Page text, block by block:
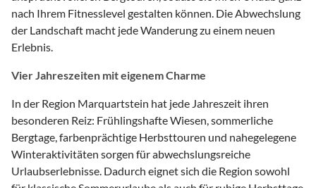
nach Ihrem Fitnesslevel gestalten können. Die Abwechslung
der Landschaft macht jede Wanderung zu einem neuen
Erlebnis.
Vier Jahreszeiten mit eigenem Charme
In der Region Marquartstein hat jede Jahreszeit ihren
besonderen Reiz: Frühlingshafte Wiesen, sommerliche
Bergtage, farbenprächtige Herbsttouren und nahegelegene
Winteraktivitäten sorgen für abwechslungsreiche
Urlaubserlebnisse. Dadurch eignet sich die Region sowohl